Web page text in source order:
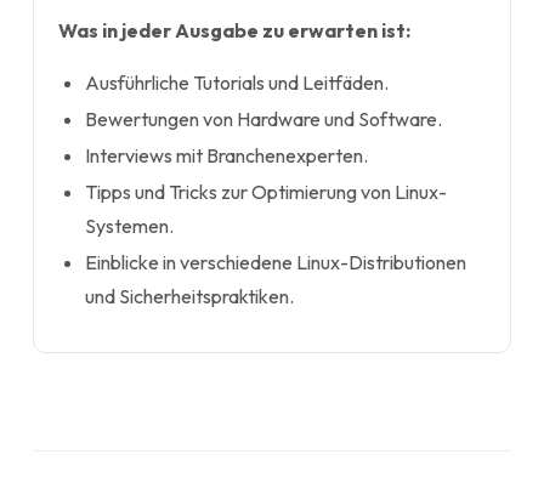
Was in jeder Ausgabe zu erwarten ist:
Ausführliche Tutorials und Leitfäden.
Bewertungen von Hardware und Software.
Interviews mit Branchenexperten.
Tipps und Tricks zur Optimierung von Linux-
Systemen.
Einblicke in verschiedene Linux-Distributionen
und Sicherheitspraktiken.